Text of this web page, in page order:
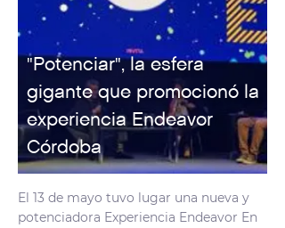
El 13 de mayo tuvo lugar una nueva y
potenciadora Experiencia Endeavor En
"Potenciar", la esfera
gigante que promocionó la
experiencia Endeavor
Córdoba